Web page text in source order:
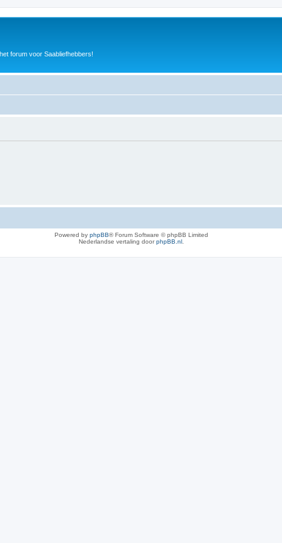
het forum voor Saabliefhebbers!
Powered by phpBB® Forum Software © phpBB Limited
Nederlandse vertaling doorphpBB.nl